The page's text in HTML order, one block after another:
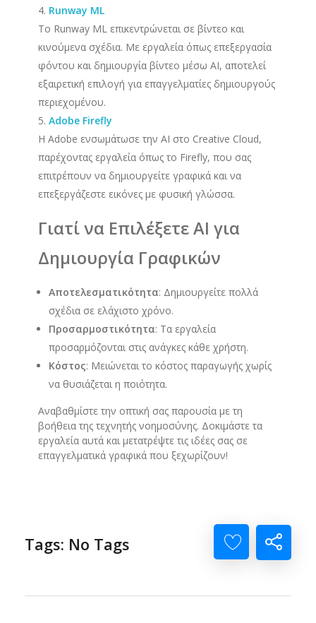
Runway ML
Το Runway ML επικεντρώνεται σε βίντεο και
κινούμενα σχέδια. Με εργαλεία όπως επεξεργασία
φόντου και δημιουργία βίντεο μέσω AI, αποτελεί
εξαιρετική επιλογή για επαγγελματίες δημιουργούς
περιεχομένου.
Adobe Firefly
Η Adobe ενσωμάτωσε την AI στο Creative Cloud,
παρέχοντας εργαλεία όπως το Firefly, που σας
επιτρέπουν να δημιουργείτε γραφικά και να
επεξεργάζεστε εικόνες με φυσική γλώσσα.
Γιατί να Επιλέξετε AI για
Δημιουργία Γραφικών
Αποτελεσματικότητα: Δημιουργείτε πολλά
σχέδια σε ελάχιστο χρόνο.
Προσαρμοστικότητα: Τα εργαλεία
προσαρμόζονται στις ανάγκες κάθε χρήστη.
Κόστος: Μειώνεται το κόστος παραγωγής χωρίς
να θυσιάζεται η ποιότητα.
Αναβαθμίστε την οπτική σας παρουσία με τη
βοήθεια της τεχνητής νοημοσύνης. Δοκιμάστε τα
εργαλεία αυτά και μετατρέψτε τις ιδέες σας σε
επαγγελματικά γραφικά που ξεχωρίζουν!
Tags: No Tags